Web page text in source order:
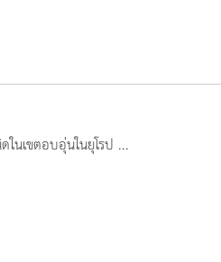
นเขตอบอุ่นในยุโรป ...